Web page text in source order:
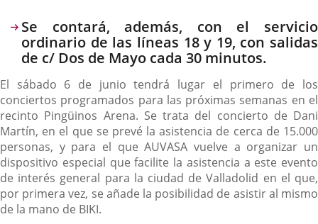
Se contará, además, con el servicio
ordinario de las líneas 18 y 19, con salidas
de c/ Dos de Mayo cada 30 minutos.
El sábado 6 de junio tendrá lugar el primero de los
conciertos programados para las próximas semanas en el
recinto Pingüinos Arena. Se trata del concierto de Dani
Martín, en el que se prevé la asistencia de cerca de 15.000
personas, y para el que AUVASA vuelve a organizar un
dispositivo especial que facilite la asistencia a este evento
de interés general para la ciudad de Valladolid en el que,
por primera vez, se añade la posibilidad de asistir al mismo
de la mano de BIKI.